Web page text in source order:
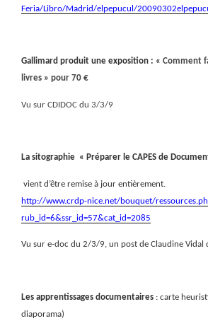
Feria/Libro/Madrid/elpepucul/
Gallimard produit une exposition : « Comment
livres » pour 70 €
Vu sur CDIDOC du 3/3/9
La sitographie « Préparer le CAPES de
vient d’être remise à jour entièrement.
http://www.crdp-nice.net/bouquet/
rub_id=6&ssr_id=57&cat_id=2085
Vu sur e-doc du 2/3/9, un post de Claudine Vidal
Les apprentissages documentaires : carte
diaporama)